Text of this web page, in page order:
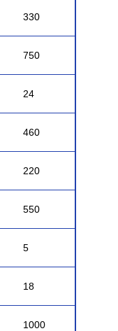
330
750
24
460
220
550
5
18
1000